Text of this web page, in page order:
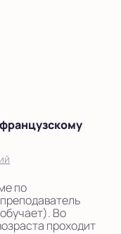
по
Во
проходит